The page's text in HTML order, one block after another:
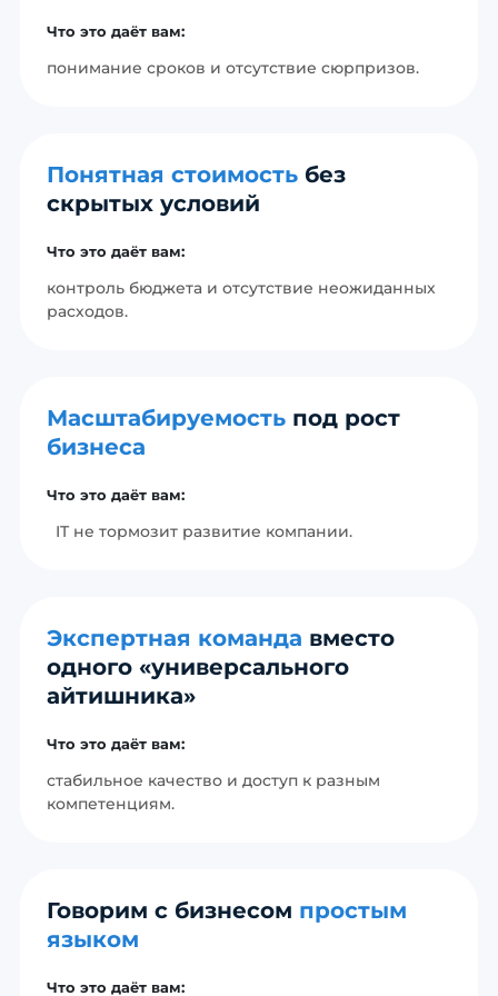
Что это даёт вам:
понимание сроков и отсутствие сюрпризов.
Понятная стоимость без
скрытых условий
Что это даёт вам:
контроль бюджета и отсутствие неожиданных
расходов.
Масштабируемость под рост
бизнеса
Что это даёт вам:
IT не тормозит развитие компании.
Экспертная команда вместо
одного «универсального
айтишника»
Что это даёт вам:
стабильное качество и доступ к разным
компетенциям.
Говорим с бизнесом простым
языком
Что это даёт вам: